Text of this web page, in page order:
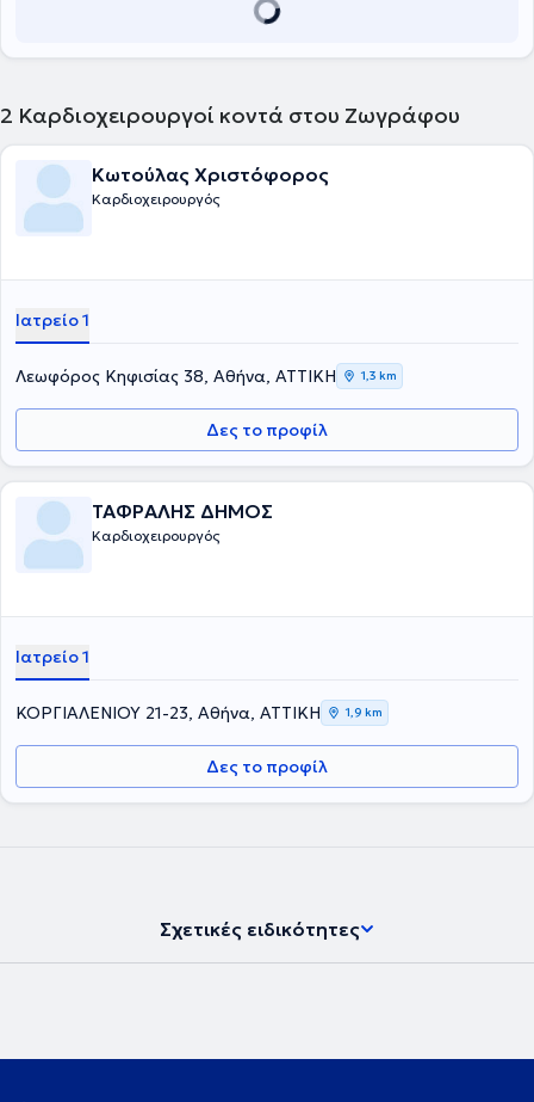
2 Καρδιοχειρουργοί κοντά στου Ζωγράφου
Κωτούλας Χριστόφορος
Καρδιοχειρουργός
Ιατρείο 1
Λεωφόρος Κηφισίας 38, Αθήνα, ΑΤΤΙΚΗ 1,3 km
Δες το προφίλ
ΤΑΦΡΑΛΗΣ ΔΗΜΟΣ
Καρδιοχειρουργός
Ιατρείο 1
ΚΟΡΓΙΑΛΕΝΙΟΥ 21-23, Αθήνα, ΑΤΤΙΚΗ 1,9 km
Δες το προφίλ
Σχετικές ειδικότητες